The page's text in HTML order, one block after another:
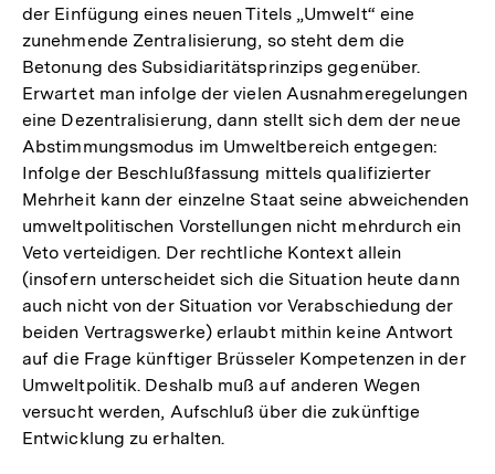
der Einfügung eines neuen Titels „Umwelt“ eine
zunehmende Zentralisierung, so steht dem die
Betonung des Subsidiaritätsprinzips gegenüber.
Erwartet man infolge der vielen Ausnahmeregelungen
eine Dezentralisierung, dann stellt sich dem der neue
Abstimmungsmodus im Umweltbereich entgegen:
Infolge der Beschlußfassung mittels qualifizierter
Mehrheit kann der einzelne Staat seine abweichenden
umweltpolitischen Vorstellungen nicht mehrdurch ein
Veto verteidigen. Der rechtliche Kontext allein
(insofern unterscheidet sich die Situation heute dann
auch nicht von der Situation vor Verabschiedung der
beiden Vertragswerke) erlaubt mithin keine Antwort
auf die Frage künftiger Brüsseler Kompetenzen in der
Umweltpolitik. Deshalb muß auf anderen Wegen
versucht werden, Aufschluß über die zukünftige
Entwicklung zu erhalten.